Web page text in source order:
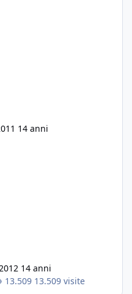
14 anni
14 anni
13.509 visite